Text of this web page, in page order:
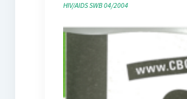
HIV/AIDSSWB 04/2004